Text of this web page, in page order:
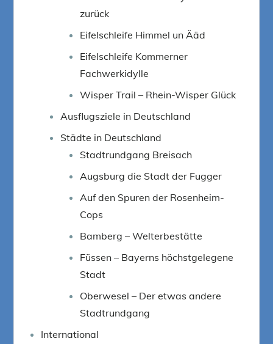
zurück
Eifelschleife Himmel un Ääd
Eifelschleife Kommerner
Fachwerkidylle
Wisper Trail – Rhein-Wisper Glück
Ausflugsziele in Deutschland
Städte in Deutschland
Stadtrundgang Breisach
Augsburg die Stadt der Fugger
Auf den Spuren der Rosenheim-
Cops
Bamberg – Welterbestätte
Füssen – Bayerns höchstgelegene
Stadt
Oberwesel – Der etwas andere
Stadtrundgang
International